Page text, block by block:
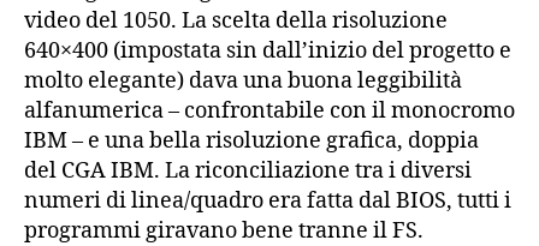
video del 1050. La scelta della risoluzione
640×400 (impostata sin dall’inizio del progetto e
molto elegante) dava una buona leggibilità
alfanumerica – confrontabile con il monocromo
IBM – e una bella risoluzione grafica, doppia
del CGA IBM. La riconciliazione tra i diversi
numeri di linea/quadro era fatta dal BIOS, tutti i
programmi giravano bene tranne il FS.